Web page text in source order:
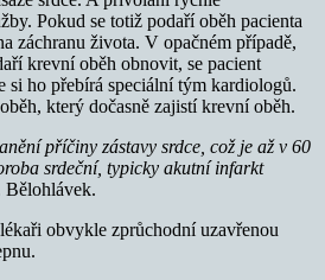
Pokud se totiž podaří oběh pacienta
záchranu života. V opačném případě,
krevní oběh obnovit, se pacient
si ho přebírá speciální tým kardiologů.
který dočasně zajistí krevní oběh.
příčiny zástavy srdce, což je až v 60
srdeční, typicky akutní infarkt
Bělohlávek.
obvykle zprůchodní uzavřenou